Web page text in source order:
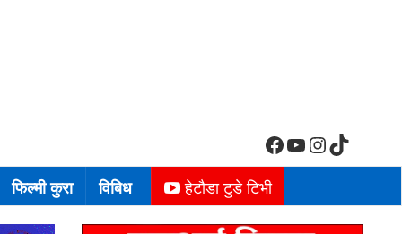
Facebook
YouTube
Instatiktok
फिल्मी कुरा विबिध हेटौडा टुडे टिभी